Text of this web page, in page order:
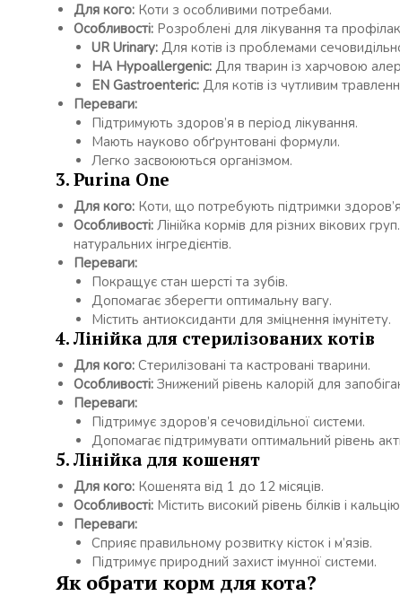
Для кого: Коти з особливими потребами.
Особливості: Розроблені для лікування та
UR Urinary: Для котів із проблемами
HA Hypoallergenic: Для тварин із харчовою
EN Gastroenteric: Для котів із чутливим
Переваги:
Підтримують здоров’я в період лікування.
Мають науково обґрунтовані формули.
Легко засвоюються організмом.
3. Purina One
Для кого: Коти, що потребують підтримки здоров’я
Особливості: Лінійка кормів для різних вікових
натуральних інгредієнтів.
Переваги:
Покращує стан шерсті та зубів.
Допомагає зберегти оптимальну вагу.
Містить антиоксиданти для зміцнення імунітету.
4. Лінійка для стерилізованих котів
Для кого: Стерилізовані та кастровані тварини.
Особливості: Знижений рівень калорій для
Переваги:
Підтримує здоров’я сечовидільної системи.
Допомагає підтримувати оптимальний рівень
5. Лінійка для кошенят
Для кого: Кошенята від 1 до 12 місяців.
Особливості: Містить високий рівень білків і
Переваги:
Сприяє правильному розвитку кісток і м’язів.
Підтримує природний захист імунної системи.
Як обрати корм для кота?